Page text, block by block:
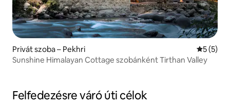
Privát szoba – Pekhri Átlagos
5 (5)
Sunshine Himalayan Cottage szobánként Tirthan Valley
Felfedezésre váró úti célok